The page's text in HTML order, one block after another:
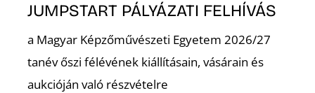
JUMPSTART PÁLYÁZATI FELHÍVÁS
a Magyar Képzőművészeti Egyetem 2026/27
tanév őszi félévének kiállításain, vásárain és
aukcióján való részvételre